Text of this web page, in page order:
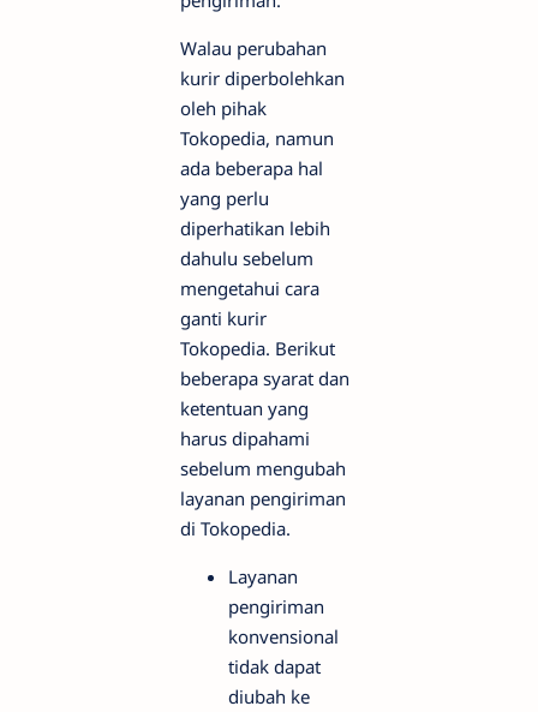
Walau perubahan
kurir diperbolehkan
oleh pihak
Tokopedia, namun
ada beberapa hal
yang perlu
diperhatikan lebih
dahulu sebelum
mengetahui cara
ganti kurir
Tokopedia. Berikut
beberapa syarat dan
ketentuan yang
harus dipahami
sebelum mengubah
layanan pengiriman
di Tokopedia.
Layanan
pengiriman
konvensional
tidak dapat
diubah ke